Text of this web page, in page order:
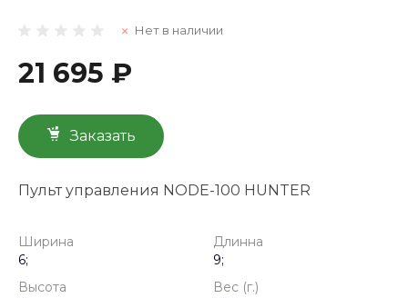
Нет в наличии
21 695 ₽
Заказать
Пульт управления NODE-100 HUNTER
Ширина
6;
Длинна
9;
Высота
Вес (г.)